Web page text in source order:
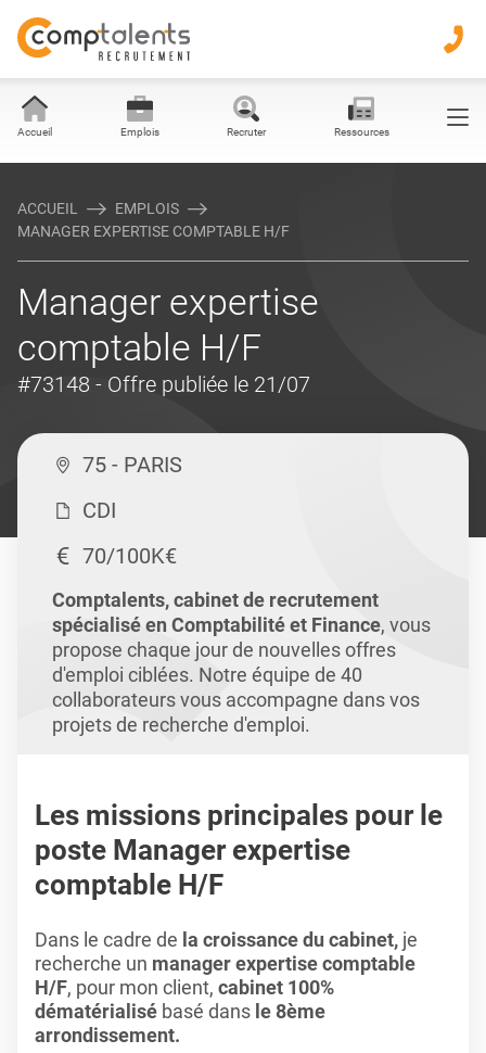
Accueil Emplois Recruter Ressources
ACCUEIL
EMPLOIS
MANAGER EXPERTISE COMPTABLE H/F
Manager expertise
comptable H/F
#73148 - Offre publiée le 21/07
75 - PARIS
CDI
70/100K€
Comptalents, cabinet de recrutement
spécialisé en Comptabilité et Finance, vous
propose chaque jour de nouvelles offres
d'emploi ciblées. Notre équipe de 40
collaborateurs vous accompagne dans vos
projets de recherche d'emploi.
Les missions principales pour le
poste Manager expertise
comptable H/F
Dans le cadre de la croissance du cabinet, je
recherche un manager expertise comptable
H/F, pour mon client, cabinet 100%
dématérialisé basé dans le 8ème
arrondissement.